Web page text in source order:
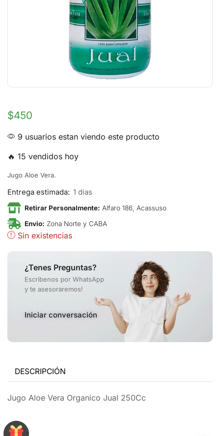
$450
9 usuarios estan viendo este producto
🔥 15 vendidos hoy
Jugo Aloe Vera.
Entrega estimada: 1 dias
Retirar Personalmente: Alfaro 186, Acassuso
Envio: Zona Norte y CABA
Sin existencias
¿Tenes Preguntas?
Escribenos por WhatsApp
y te asesoraremos!
Iniciar conversación
DESCRIPCIÓN
Jugo Aloe Vera Organico Jual 250Cc